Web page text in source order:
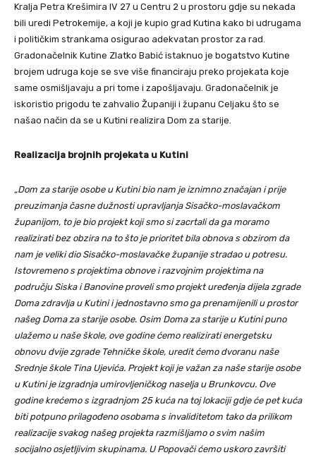
Kralja Petra Krešimira IV 27 u Centru 2 u prostoru gdje su nekada
bili uredi Petrokemije, a koji je kupio grad Kutina kako bi udrugama
i političkim strankama osigurao adekvatan prostor za rad.
Gradonačelnik Kutine Zlatko Babić istaknuo je bogatstvo Kutine
brojem udruga koje se sve više financiraju preko projekata koje
same osmišljavaju a pri tome i zapošljavaju. Gradonačelnik je
iskoristio prigodu te zahvalio Županiji i županu Celjaku što se
našao način da se u Kutini realizira Dom za starije.
Realizacija brojnih projekata u Kutini
„Dom za starije osobe u Kutini bio nam je iznimno značajan i prije
preuzimanja časne dužnosti upravljanja Sisačko-moslavačkom
županijom, to je bio projekt koji smo si zacrtali da ga moramo
realizirati bez obzira na to što je prioritet bila obnova s obzirom da
nam je veliki dio Sisačko-moslavačke županije stradao u potresu.
Istovremeno s projektima obnove i razvojnim projektima na
području Siska i Banovine proveli smo projekt uređenja dijela zgrade
Doma zdravlja u Kutini i jednostavno smo ga prenamijenili u prostor
našeg Doma za starije osobe. Osim Doma za starije u Kutini puno
ulažemo u naše škole, ove godine ćemo realizirati energetsku
obnovu dvije zgrade Tehničke škole, uredit ćemo dvoranu naše
Srednje škole Tina Ujevića. Projekt koji je važan za naše starije osobe
u Kutini je izgradnja umirovljeničkog naselja u Brunkovcu. Ove
godine krećemo s izgradnjom 25 kuća na toj lokaciji gdje će pet kuća
biti potpuno prilagođeno osobama s invaliditetom tako da prilikom
realizacije svakog našeg projekta razmišljamo o svim našim
socijalno osjetljivim skupinama. U Popovači ćemo uskoro završiti